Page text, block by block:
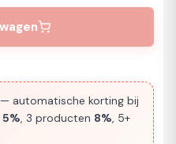
— automatische korting bij
5%, 3 producten 8%, 5+